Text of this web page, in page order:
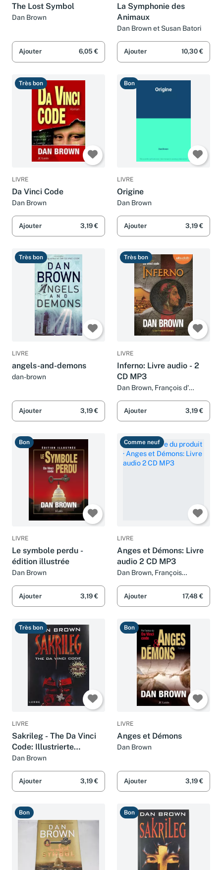
The Lost Symbol
Dan Brown
Ajouter 6,05 €
La Symphonie des
Animaux
Dan Brown et Susan Batori
Ajouter 10,30 €
Très bon
LIVRE
Da Vinci Code
Dan Brown
Ajouter 3,19 €
Bon
LIVRE
Origine
Dan Brown
Ajouter 3,19 €
Très bon
LIVRE
angels-and-demons
dan-brown
Ajouter 3,19 €
Très bon
LIVRE
Inferno: Livre audio - 2
CD MP3
Dan Brown, François d'
Carole Delporte
Ajouter 3,19 €
Bon
LIVRE
Le symbole perdu -
édition illustrée
Dan Brown
Ajouter 3,19 €
Comme neuf
LIVRE
Anges et Démons: Livre
audio 2 CD MP3
Dan Brown, François
Ajouter 17,48 €
Très bon
LIVRE
Sakrileg - The Da Vinci
Code: Illustrierte
Ausgabe (Robert
Dan Brown
Ajouter 3,19 €
Bon
LIVRE
Anges et Démons
Dan Brown
Ajouter 3,19 €
Bon Bon